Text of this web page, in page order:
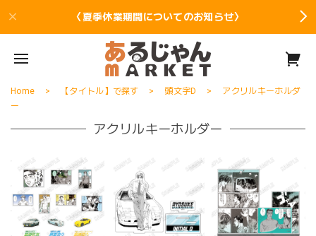
〈夏季休業期間についてのお知らせ〉
Home 【タイトル】で探す 頭文字D
アクリルキーホルダ
ー
アクリルキーホルダー